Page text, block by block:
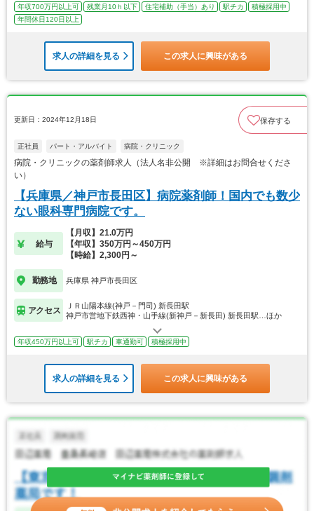
年収700万円以上可 残業月10ｈ以下 住宅補助（手当）あり 駅チカ
積極採用中
年間休日120日以上
求人の詳細を見る この求人に興味がある
更新日：2024年12月18日 保存する
正社員 パート・アルバイト 病院・クリニック
病院・クリニックの薬剤師求人（法人名非公開 ※詳細はお問合せくださ
い）
【兵庫県／神戸市長田区】病院薬剤師！国内でも数少
ない眼科専門病院です。
給与
【月収】21.0万円
【年収】350万円～450万円
【時給】2,300円～
勤務地 兵庫県 神戸市長田区
アクセス
ＪＲ山陽本線(神戸－門司) 新長田駅
神戸市営地下鉄西神・山手線(新神戸－新長田) 新長田駅…ほか
年収450万円以上可 駅チカ 車通勤可 積極採用中
求人の詳細を見る この求人に興味がある